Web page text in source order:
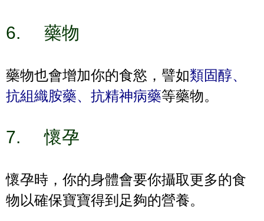
6. 藥物
藥物也會增加你的食慾，譬如類固醇、
抗組織胺藥、抗精神病藥等藥物。
7. 懷孕
懷孕時，你的身體會要你攝取更多的食
物以確保寶寶得到足夠的營養。